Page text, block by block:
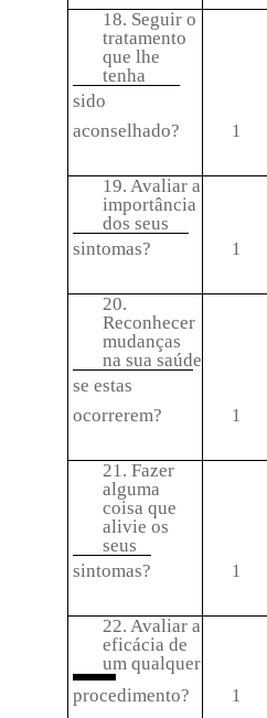
18. Seguir o
tratamento
que lhe
tenha
sido
aconselhado?
1
19. Avaliar a
importância
dos seus
sintomas?
1
20.
Reconhecer
mudanças
na sua saúde
se estas
ocorrerem?
1
21. Fazer
alguma
coisa que
alivie os
seus
sintomas?
1
22. Avaliar a
eficácia de
um qualquer
procedimento?
1